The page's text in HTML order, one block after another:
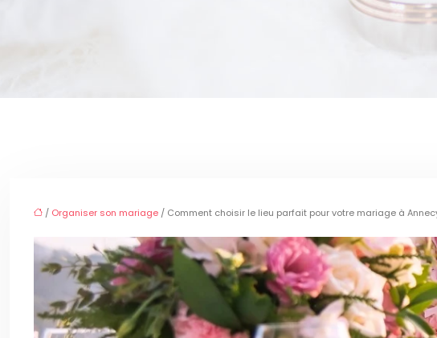
/ Organiser son mariage / Comment choisir le lieu parfait pour votre mariage à